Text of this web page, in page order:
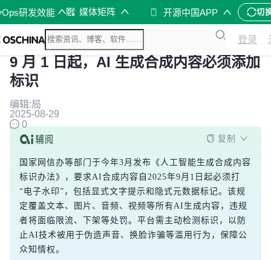
研发效能 媒体矩阵 开源中国APP 切
登录
9 月 1 日起，AI 生成合成内容必须添加
标识
编辑:局
2025-08-29
0
复制
国家网信办等部门于今年3月发布《人工智能生成合成内容
标识办法》，要求AI合成内容自2025年9月1日起必须打
“电子水印”，包括显式文字提示和隐式元数据标记。该规
定覆盖文本、图片、音频、视频等所有AI生成内容，违规
者将面临限流、下架等处罚。平台需主动检测标识，以防
止AI技术被用于伪造声音、换脸诈骗等滥用行为，保障公
众知情权。